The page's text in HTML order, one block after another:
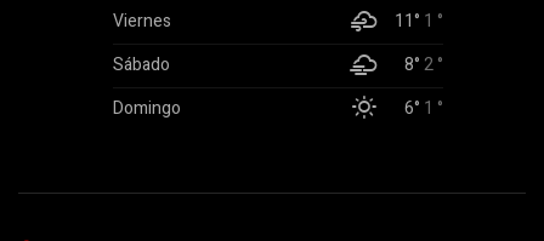
Viernes 11° 1 °
Sábado
8°2 °
Domingo
6° 1 °